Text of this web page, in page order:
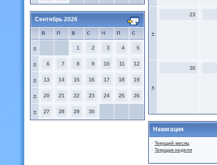
Сентябрь 2026
В П В С Ч П С
» 1 2 3 4 5
» 6 7 8 9 10 11 12
» 13 14 15 16 17 18 19
» 20 21 22 23 24 25 26
» 27 28 29 30
»
23
»
30
Навигация
· Текущий месяц
· Текущая неделя